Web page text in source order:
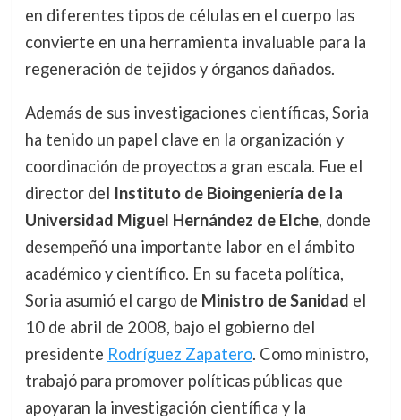
en diferentes tipos de células en el cuerpo las
convierte en una herramienta invaluable para la
regeneración de tejidos y órganos dañados.
Además de sus investigaciones científicas, Soria
ha tenido un papel clave en la organización y
coordinación de proyectos a gran escala. Fue el
director del Instituto de Bioingeniería de la
Universidad Miguel Hernández de Elche, donde
desempeñó una importante labor en el ámbito
académico y científico. En su faceta política,
Soria asumió el cargo de Ministro de Sanidad el
10 de abril de 2008, bajo el gobierno del
presidente Rodríguez Zapatero. Como ministro,
trabajó para promover políticas públicas que
apoyaran la investigación científica y la